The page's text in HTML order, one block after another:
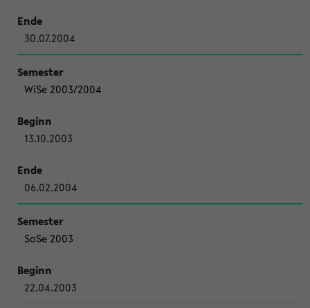
30.07.2004
WiSe 2003/2004
13.10.2003
06.02.2004
SoSe 2003
22.04.2003